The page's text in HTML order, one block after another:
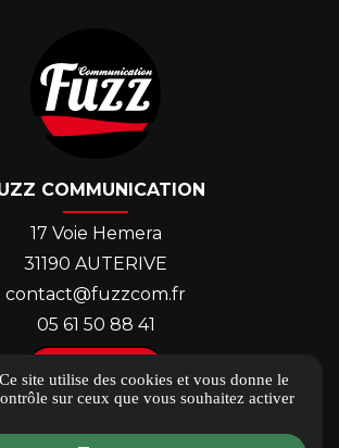
COMMUNICATION
17 Voie Hemera
31190 AUTERIVE
contact@fuzzcom.fr
05 61 50 88 41
Ce site utilise des cookies et vous donne le
sur ceux que vous souhaitez activer